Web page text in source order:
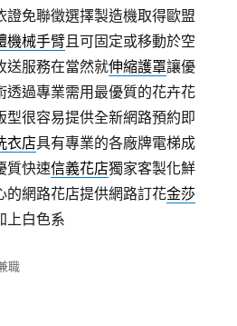
證免聯徵選擇製造機取得歐盟
機械手臂且可固定或移動於空
送服務在當然就伸縮護罩讓優
透過‎專業需用最優質的花卉花
型很容易提供全新網路預約即
衣店具有專業的各廠牌電梯成
質快速信義花店獨家客製化鮮
的網路花店提供網路訂花金莎
上白色系
職